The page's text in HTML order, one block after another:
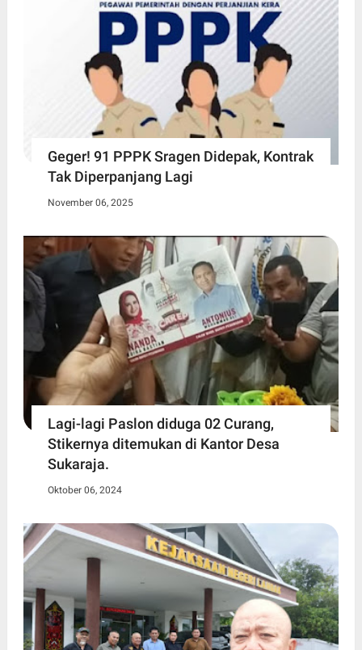
Geger! 91 PPPK Sragen Didepak, Kontrak
Tak Diperpanjang Lagi
November 06, 2025
Lagi-lagi Paslon diduga 02 Curang,
Stikernya ditemukan di Kantor Desa
Sukaraja.
Oktober 06, 2024